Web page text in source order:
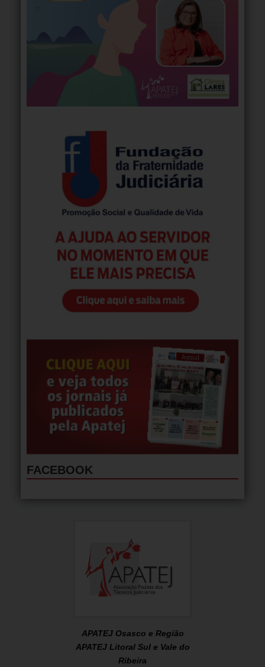
FACEBOOK
APATEJ Osasco e Região
APATEJ Litoral Sul e Vale do
Ribeira